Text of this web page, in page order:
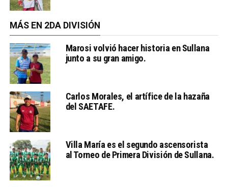
MÁS EN 2DA DIVISIÓN
Marosi volvió hacer historia en Sullana
junto a su gran amigo.
Carlos Morales, el artífice de la hazaña
del SAETAFE.
Villa María es el segundo ascensorista
al Torneo de Primera División de Sullana.